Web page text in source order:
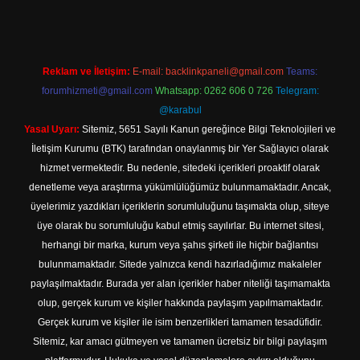
Reklam ve İletişim: E-mail: backlinkpaneli@gmail.com Teams:
forumhizmeti@gmail.com Whatsapp: 0262 606 0 726 Telegram:
@karabul
Yasal Uyarı: Sitemiz, 5651 Sayılı Kanun gereğince Bilgi Teknolojileri ve
İletişim Kurumu (BTK) tarafından onaylanmış bir Yer Sağlayıcı olarak
hizmet vermektedir. Bu nedenle, sitedeki içerikleri proaktif olarak
denetleme veya araştırma yükümlülüğümüz bulunmamaktadır. Ancak,
üyelerimiz yazdıkları içeriklerin sorumluluğunu taşımakta olup, siteye
üye olarak bu sorumluluğu kabul etmiş sayılırlar. Bu internet sitesi,
herhangi bir marka, kurum veya şahıs şirketi ile hiçbir bağlantısı
bulunmamaktadır. Sitede yalnızca kendi hazırladığımız makaleler
paylaşılmaktadır. Burada yer alan içerikler haber niteliği taşımamakta
olup, gerçek kurum ve kişiler hakkında paylaşım yapılmamaktadır.
Gerçek kurum ve kişiler ile isim benzerlikleri tamamen tesadüfidir.
Sitemiz, kar amacı gütmeyen ve tamamen ücretsiz bir bilgi paylaşım